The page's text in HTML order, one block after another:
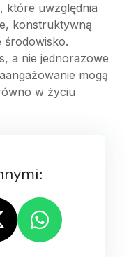
które uwzględnia
konstruktywną
środowisko.
a nie jednorazowe
mogą
w życiu